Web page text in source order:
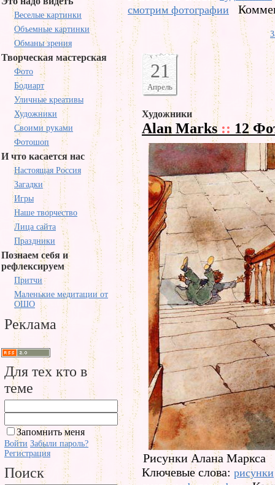
Веселые картинки
Объемные картинки
Обманы зрения
Творческая мастерская
Фото
Бодиарт
Уличные креативы
Художники
Своими руками
Фотошоп
И что касается нас
Настоящая Россия
Загадки
Игры
Наше творчество
Лица сайта
Праздники
Познаем себя и
рефлексируем
Притчи
Маленькие медитации от
ОШО
Реклама
Для тех кто в
теме
Запомнить меня
Войти Забыли пароль?
Регистрация
Поиск
смотрим фотографии
21
Апрель
Художники
Alan Marks :: 12
Рисунки Алана Маркса
Ключевые слова: рисунки